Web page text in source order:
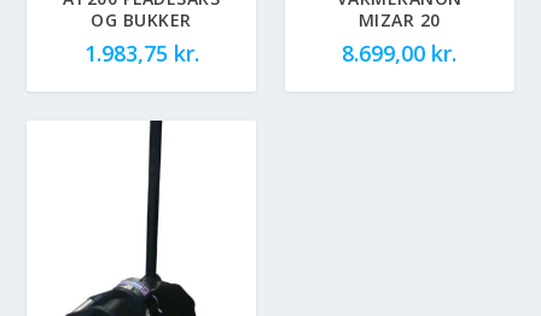
OG BUKKER
1.983,75 kr.
MIZAR 20
8.699,00 kr.